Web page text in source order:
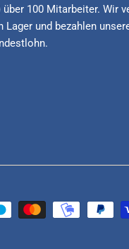
100 Mitarbeiter. Wir
Lager und bezahlen